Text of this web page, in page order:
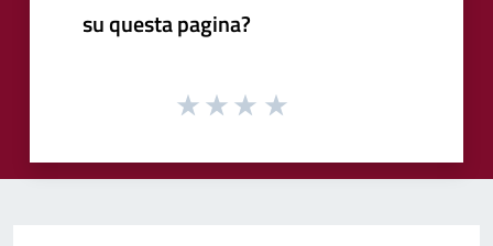
su questa pagina?